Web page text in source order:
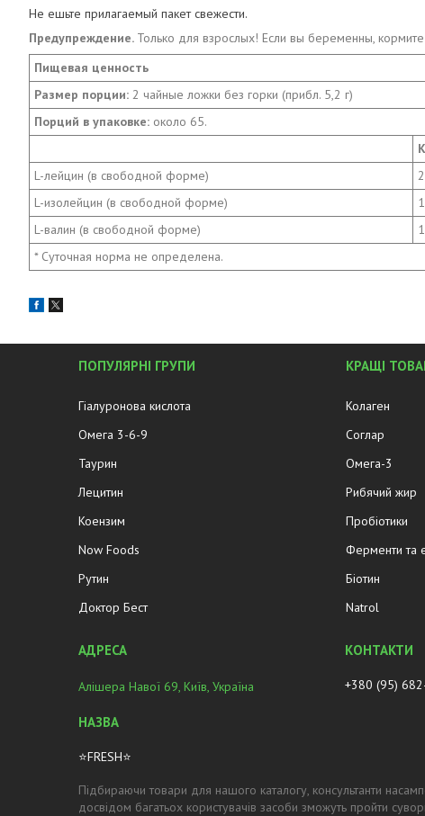
Не ешьте прилагаемый пакет свежести.
Предупреждение. Только для взрослых! Если вы беременны, кормите
Пищевая ценность
Размер порции: 2 чайные ложки без горки (прибл. 5,2 г)
Порций в упаковке: около 65.
L-лейцин (в свободной форме)
L-изолейцин (в свободной форме)
L-валин (в свободной форме)
* Суточная норма не определена.
ПОПУЛЯРНІ ГРУПИ
Гіалуронова кислота
Омега 3-6-9
Таурин
Лецитин
Коензим
Now Foods
Рутин
Доктор Бест
КРАЩІ
Колаген
Соглар
Омега-3
Рибячий жир
Пробіотики
Ферменти та
Біотин
Natrol
Алішера Навої 69, Київ, Україна
⭐FRESH⭐
+380 (95)
Підбираючи товари для нашого каталогу, консультанти
досвідом багатьох користувачів засоби зможуть пройти